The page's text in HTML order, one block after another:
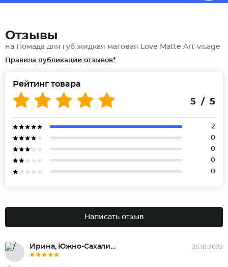
Отзывы
на Помада для губ жидкая матовая Love Matte Art-visage
Правила публикации отзывов*
Рейтинг товара
5 / 5
2
0
0
0
0
Написать отзыв
Ирина, Южно-Сахалинск 25.10.2022